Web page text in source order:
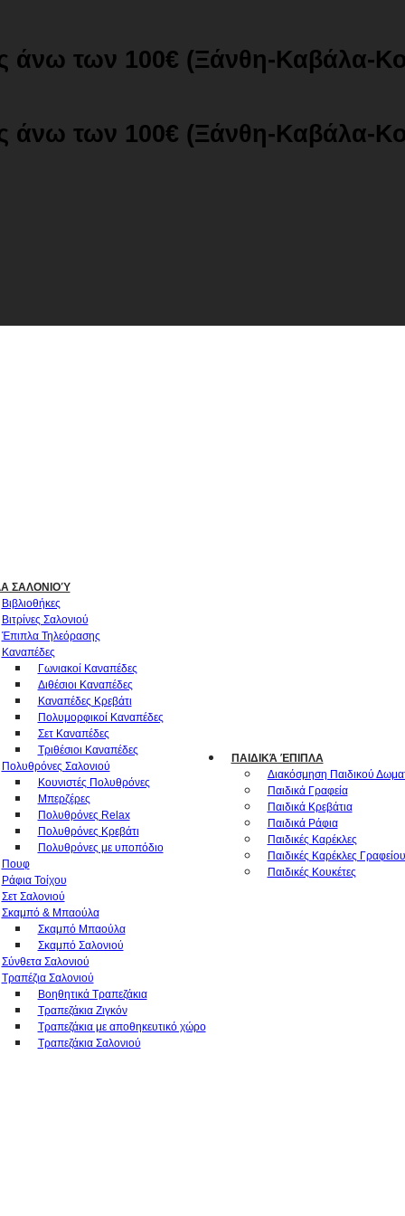
άνω των 100€ (Ξάνθη-Καβάλα-
άνω των 100€ (Ξάνθη-Καβάλα-
ΣΑΛΟΝΙΟΎ
Βιβλιοθήκες
Βιτρίνες Σαλονιού
Έπιπλα Τηλεόρασης
Καναπέδες
Γωνιακοί Καναπέδες
Διθέσιοι Καναπέδες
Καναπέδες Κρεβάτι
Πολυμορφικοί Καναπέδες
Σετ Καναπέδες
Τριθέσιοι Καναπέδες
Πολυθρόνες Σαλονιού
Κουνιστές Πολυθρόνες
Μπερζέρες
Πολυθρόνες Relax
Πολυθρόνες Κρεβάτι
Πολυθρόνες με υποπόδιο
Πουφ
Ράφια Τοίχου
Σετ Σαλονιού
Σκαμπό & Μπαούλα
Σκαμπό Μπαούλα
Σκαμπό Σαλονιού
Σύνθετα Σαλονιού
Τραπέζια Σαλονιού
Βοηθητικά Τραπεζάκια
Τραπεζάκια Ζιγκόν
Τραπεζάκια με αποθηκευτικό χώρο
Τραπεζάκια Σαλονιού
ΠΑΙΔΙΚΆ ΈΠΙΠΛΑ
Διακόσμηση Παιδικού
Παιδικά Γραφεία
Παιδικά Κρεβάτια
Παιδικά Ράφια
Παιδικές Καρέκλες
Παιδικές Καρέκλες Γραφείου
Παιδικές Κουκέτες